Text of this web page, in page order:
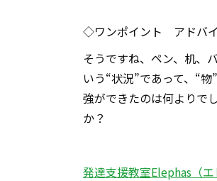
◇ワンポイント アドバ
そうですね、ペン、机、
いう“状況”であって、“物
強ができたのは何よりで
か？
発達支援教室Elephas（エ